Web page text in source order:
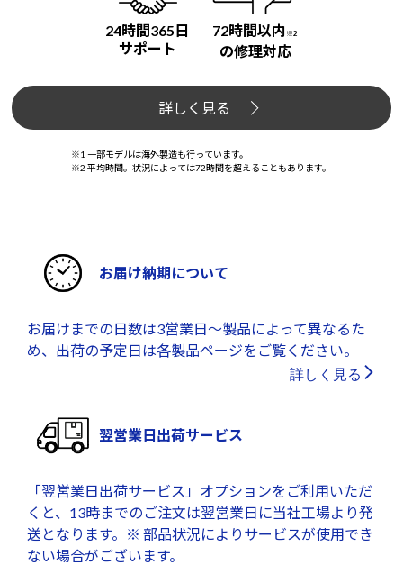
24時間365日
サポート
72時間以内 ※2
の修理対応
詳しく見る
※1 一部モデルは海外製造も行っています。
※2 平均時間。状況によっては72時間を超えることもあります。
お届け納期について
お届けまでの日数は3営業日～製品によって異なるた
め、出荷の予定日は各製品ページをご覧ください。
詳しく見る
翌営業日出荷サービス
「翌営業日出荷サービス」オプションをご利用いただ
くと、13時までのご注文は翌営業日に当社工場より発
送となります。※ 部品状況によりサービスが使用でき
ない場合がございます。